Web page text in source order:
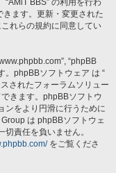
BBS” の利用を行わ
ます。更新・変更された
れらの規約に同意してい
“phpBB
。phpBBソフトウェア は “
されたフォーラムソリュー
きます。phpBBソフトウ
ンをより円滑に行うために
は phpBBソフトウェ
責任を負いません。
をご覧くださ